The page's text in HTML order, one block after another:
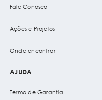
Fale Conosco
Ações e Projetos
Onde encontrar
AJUDA
Termo de Garantia